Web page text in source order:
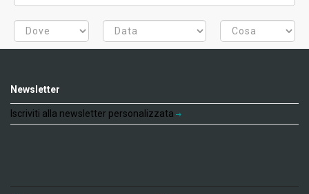
Newsletter
Iscriviti alla newsletter personalizzata